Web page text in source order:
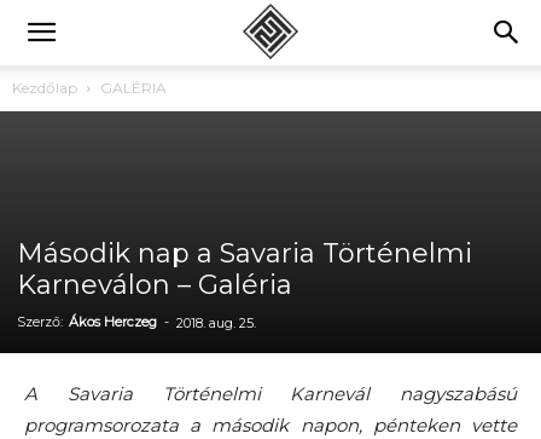
Kezdőlap GALÉRIA
Második nap a Savaria Történelmi
Karneválon – Galéria
Szerző: Ákos Herczeg - 2018. aug. 25.
A Savaria Történelmi Karnevál nagyszabású
programsorozata a második napon, pénteken vette